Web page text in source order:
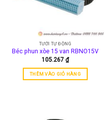
TƯỚI TỰ ĐỘNG
Béc phun xòe 15 van RBNO15V
105.267 ₫
THÊM VÀO GIỎ HÀNG